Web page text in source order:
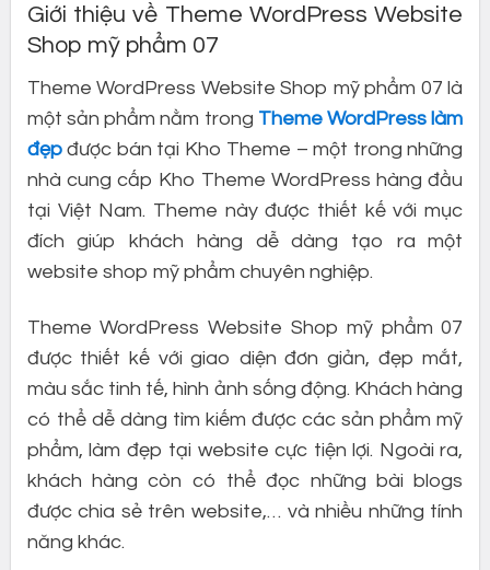
Giới thiệu về Theme WordPress Website
Shop mỹ phẩm 07
Theme WordPress Website Shop mỹ phẩm 07 là
một sản phẩm nằm trong Theme WordPress làm
đẹp được bán tại Kho Theme – một trong những
nhà cung cấp Kho Theme WordPress hàng đầu
tại Việt Nam. Theme này được thiết kế với mục
đích giúp khách hàng dễ dàng tạo ra một
website shop mỹ phẩm chuyên nghiệp.
Theme WordPress Website Shop mỹ phẩm 07
được thiết kế với giao diện đơn giản, đẹp mắt,
màu sắc tinh tế, hình ảnh sống động. Khách hàng
có thể dễ dàng tìm kiếm được các sản phẩm mỹ
phẩm, làm đẹp tại website cực tiện lợi. Ngoài ra,
khách hàng còn có thể đọc những bài blogs
được chia sẻ trên website,… và nhiều những tính
năng khác.